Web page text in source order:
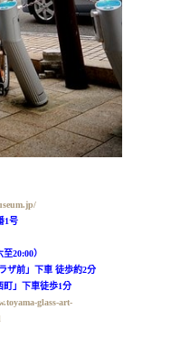
1号
20:00）
ザ前」下車 徒歩約2分
下車徒歩1分
glass-art-